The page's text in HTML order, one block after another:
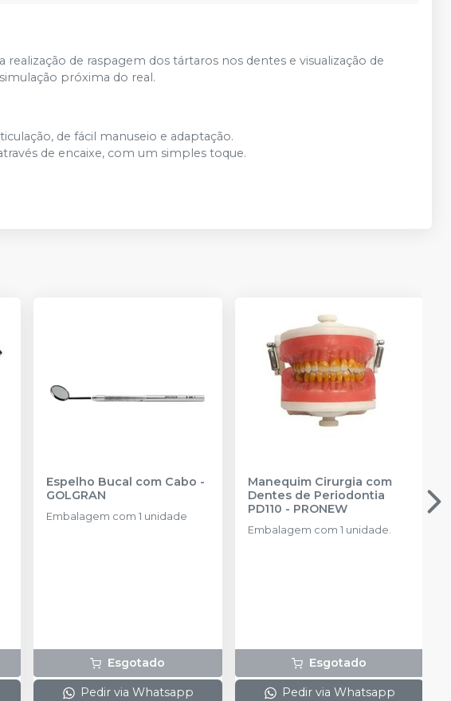
realização de raspagem dos tártaros nos dentes e visualização de
próxima do real.
de fácil manuseio e adaptação.
de encaixe, com um simples toque.
Espelho Bucal com Cabo -
GOLGRAN
Embalagem com 1 unidade
Esgotado
Pedir via Whatsapp
Manequim Cirurgia com
Dentes de Periodontia
PD110 - PRONEW
Embalagem com 1 unidade.
Esgotado
Pedir via Whatsapp